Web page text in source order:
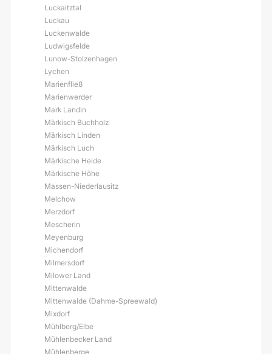
Luckaitztal
Luckau
Luckenwalde
Ludwigsfelde
Lunow-Stolzenhagen
Lychen
Marienfließ
Marienwerder
Mark Landin
Märkisch Buchholz
Märkisch Linden
Märkisch Luch
Märkische Heide
Märkische Höhe
Massen-Niederlausitz
Melchow
Merzdorf
Mescherin
Meyenburg
Michendorf
Milmersdorf
Milower Land
Mittenwalde
Mittenwalde (Dahme-Spreewald)
Mixdorf
Mühlberg/Elbe
Mühlenbecker Land
Mühlenberge